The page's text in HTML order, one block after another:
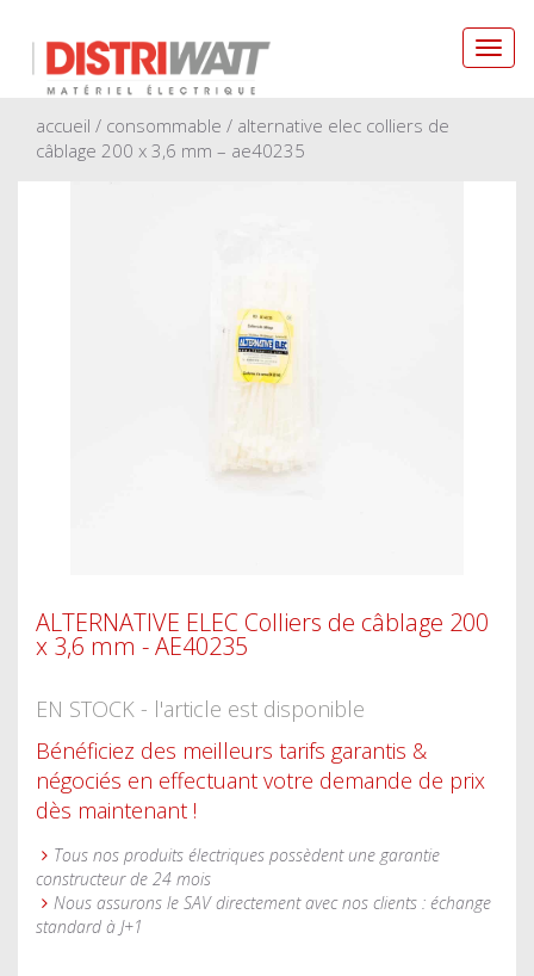
accueil / consommable / alternative elec colliers de
câblage 200 x 3,6 mm – ae40235
ALTERNATIVE ELEC Colliers de câblage 200
x 3,6 mm - AE40235
EN STOCK - l'article est disponible
Bénéficiez des meilleurs tarifs garantis &
négociés en effectuant votre demande de prix
dès maintenant !
Tous nos produits électriques possèdent une garantie
constructeur de 24 mois
Nous assurons le SAV directement avec nos clients : échange
standard à J+1